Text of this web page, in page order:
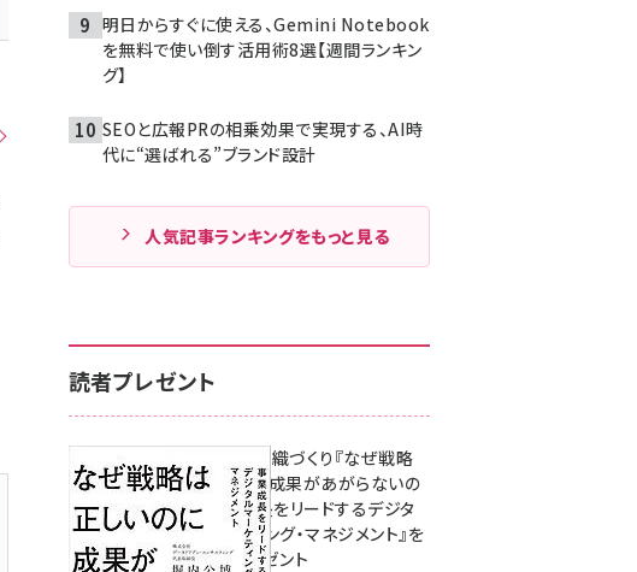
明日からすぐに使える、Gemini Notebook
を無料で使い倒す活用術8選【週間ランキン
グ】
SEOと広報PRの相乗効果で実現する、AI時
代に“選ばれる”ブランド設計
人気記事ランキングをもっと見る
読者プレゼント
成果を生む組織づくり『なぜ戦略
は正しいのに成果があがらないの
か？ 事業成長をリードするデジタ
ルマーケティング・マネジメント』を
3名様にプレゼント